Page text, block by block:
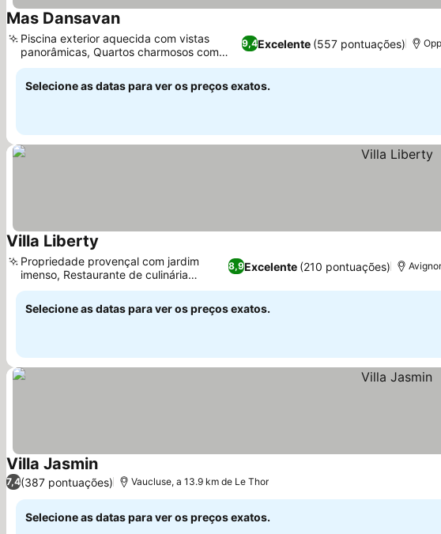
Mas Dansavan
9,4Excelente (557 pontuações)
Piscina exterior aquecida com vistas
panorâmicas, Quartos charmosos com
decoração única
Selecione as datas para ver os preços exatos.
Villa Liberty
8,9Excelente (210 pontuações)
Propriedade provençal com jardim
imenso, Restaurante de culinária
asiática no local
Selecione as datas para ver os preços exatos.
Villa Jasmin
7,4(387 pontuações) Vaucluse, a 13.9 km de Le Thor
Selecione as datas para ver os preços exatos.